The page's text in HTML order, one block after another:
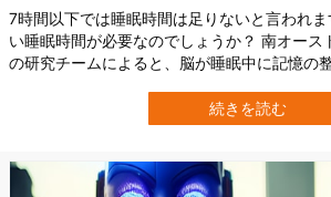
7時間以下では睡眠時間は足りないと言われ
い睡眠時間が必要なのでしょうか？ 南オース
の研究チームによると、脳が睡眠中に記憶の
う。 これは新しい言語を効率よく学ぶ場合に
睡眠によって脳がどのように情報を整理し、
続きを読む